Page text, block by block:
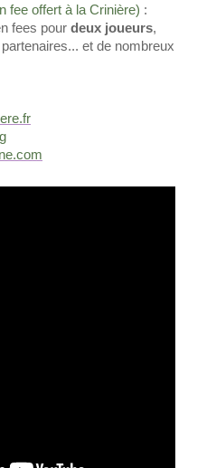
fee offert à la Crinière) :
fees pour deux joueurs,
et de nombreux